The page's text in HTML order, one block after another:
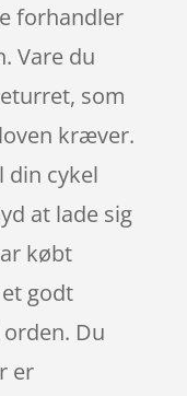
forhandler
Vare du
som
kræver.
din cykel
at lade sig
købt
godt
Du
er